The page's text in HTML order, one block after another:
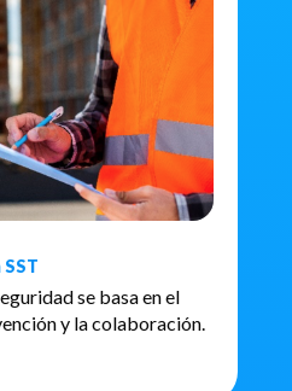
se basa en el
y la colaboración.